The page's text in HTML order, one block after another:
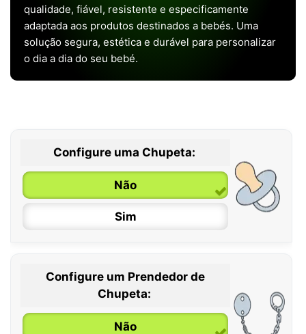
qualidade, fiável, resistente e especificamente
adaptada aos produtos destinados a bebés. Uma
solução segura, estética e durável para personalizar
o dia a dia do seu bebé.
Configure uma Chupeta:
Não
Sim
0 / 6 meses
6 / 36 meses
Configure um Prendedor de
Chupeta:
Não